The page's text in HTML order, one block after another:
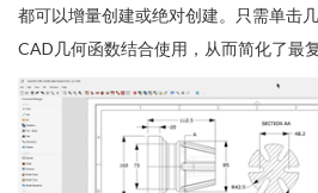
都可以增量创建或绝对创建。只需单击
CAD几何函数结合使用，从而简化了最